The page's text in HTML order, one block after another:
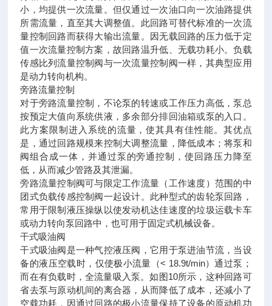
小，均提供一次流量。但仅通过一次油口向一次油路提供
所需流量，直至其大调整值。此回路可替代标准的一次流
量控制回路而获得大输出流量。因无载回路的压力低于定
值一次流量控制方案，故回路温升低、无载功耗小。负载
传感比列流量控制阀与一次流量控制阀一样，其典型应用
是动力转向机构。
旁路流量控制
对于旁路流量控制，不论泵的转速或工作压力高低，泵总
按预定大值向系统供液，多余部分排回油箱或泵的入口。
此方案限制进入系统的流量，使其具有佳性能。其优点
是，通过回路规模来控制大调整流量，降低成本；将泵和
阀组合成一体，并通过泵的旁通控制，使回路压力降至
低，从而减少管路及其泄漏。
旁路流量控制阀可与限定工作流量（工作速度）范围的中
团式负载传感控制阀一起设计。此种型式的齿轮泵回路，
常用于限制液压操纵以使发动机达佳速度的垃圾运载卡车
或动力转向泵回路中，也可用于固定式机械设备。
干式吸油阀
干式吸油阀是一种气控液压阀，它用于泵进油节流，当设
备的液压空载时，仅使极小流量（< 18.9t/min）通过泵；
而在有负载时，全流量吸入泵。如图10所示，这种回路可
省去泵与原动机间的离合器，从而降低了成本，还减小了
空载功耗，因通过回路的极小流量保持了设备的原动机功